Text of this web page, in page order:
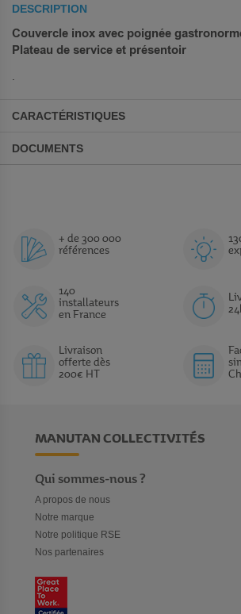
DESCRIPTION
Couvercle inox avec poignée
Plateau de service et présentoir
CARACTÉRISTIQUES
DOCUMENTS
+ de 300 000
références
140
installateurs
en France
Livraison
offerte dès
200€ HT
MANUTAN COLLECTIVITÉS
Qui sommes-nous ?
A propos de nous
Notre marque
Notre politique RSE
Nos partenaires